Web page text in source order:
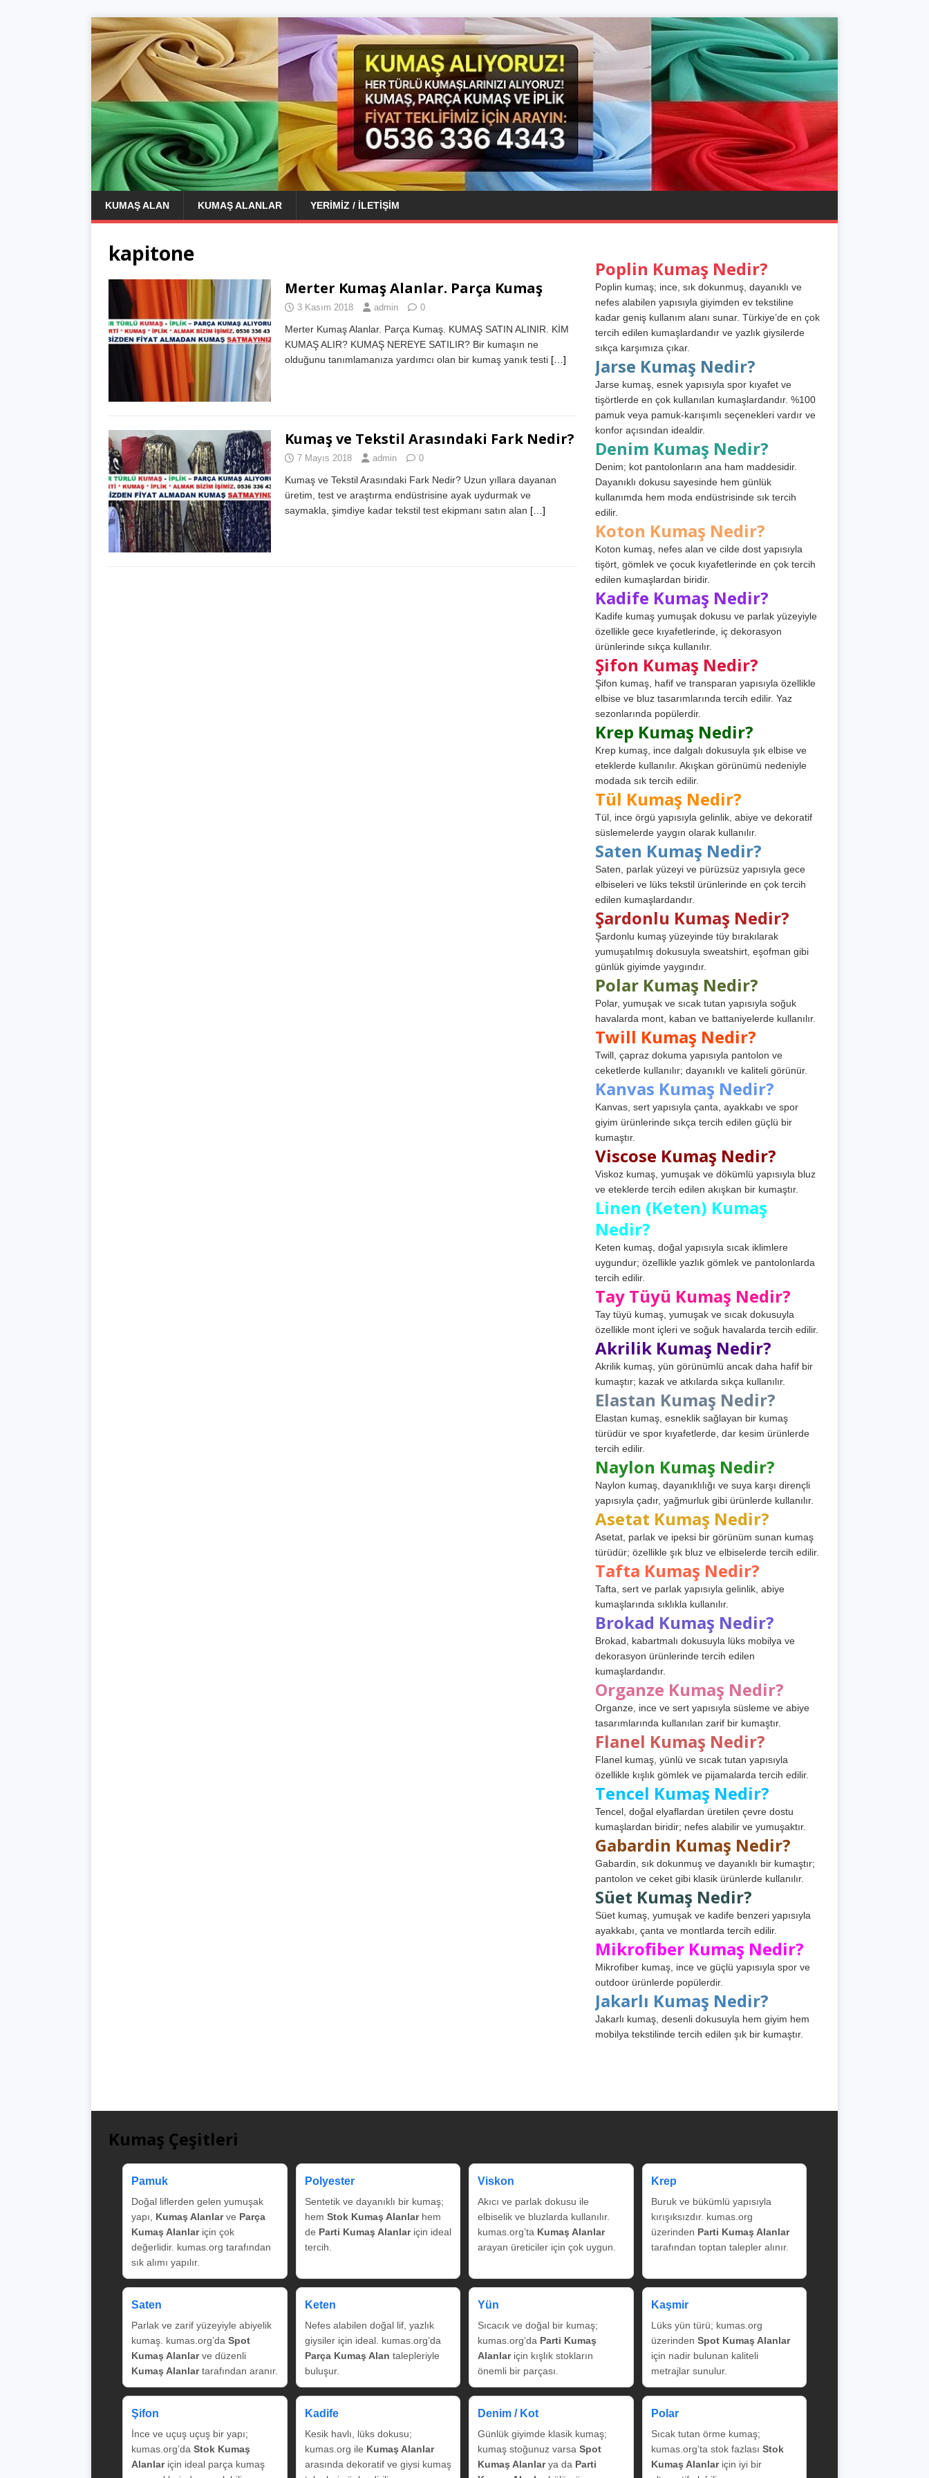
KUMAŞ ALAN KUMAŞ ALANLAR YERIMIZ / İLETIŞIM
kapitone
Merter Kumaş Alanlar. Parça Kumaş
3 Kasım 2018 admin 0
Merter Kumaş Alanlar. Parça Kumaş. KUMAŞ SATIN ALINIR. KİM
KUMAŞ ALIR? KUMAŞ NEREYE SATILIR? Bir kumaşın ne
olduğunu tanımlamanıza yardımcı olan bir kumaş yanık testi […]
Kumaş ve Tekstil Arasındaki Fark Nedir?
7 Mayıs 2018 admin 0
Kumaş ve Tekstil Arasındaki Fark Nedir? Uzun yıllara dayanan
üretim, test ve araştırma endüstrisine ayak uydurmak ve
saymakla, şimdiye kadar tekstil test ekipmanı satın alan […]
Poplin Kumaş Nedir?
Poplin kumaş; ince, sık dokunmuş, dayanıklı ve
nefes alabilen yapısıyla giyimden ev tekstiline
kadar geniş kullanım alanı sunar. Türkiye’de en çok
tercih edilen kumaşlardandır ve yazlık giysilerde
sıkça karşımıza çıkar.
Jarse Kumaş Nedir?
Jarse kumaş, esnek yapısıyla spor kıyafet ve
tişörtlerde en çok kullanılan kumaşlardandır. %100
pamuk veya pamuk-karışımlı seçenekleri vardır ve
konfor açısından idealdir.
Denim Kumaş Nedir?
Denim; kot pantolonların ana ham maddesidir.
Dayanıklı dokusu sayesinde hem günlük
kullanımda hem moda endüstrisinde sık tercih
edilir.
Koton Kumaş Nedir?
Koton kumaş, nefes alan ve cilde dost yapısıyla
tişört, gömlek ve çocuk kıyafetlerinde en çok tercih
edilen kumaşlardan biridir.
Kadife Kumaş Nedir?
Kadife kumaş yumuşak dokusu ve parlak yüzeyiyle
özellikle gece kıyafetlerinde, iç dekorasyon
ürünlerinde sıkça kullanılır.
Şifon Kumaş Nedir?
Şifon kumaş, hafif ve transparan yapısıyla özellikle
elbise ve bluz tasarımlarında tercih edilir. Yaz
sezonlarında popülerdir.
Krep Kumaş Nedir?
Krep kumaş, ince dalgalı dokusuyla şık elbise ve
eteklerde kullanılır. Akışkan görünümü nedeniyle
modada sık tercih edilir.
Tül Kumaş Nedir?
Tül, ince örgü yapısıyla gelinlik, abiye ve dekoratif
süslemelerde yaygın olarak kullanılır.
Saten Kumaş Nedir?
Saten, parlak yüzeyi ve pürüzsüz yapısıyla gece
elbiseleri ve lüks tekstil ürünlerinde en çok tercih
edilen kumaşlardandır.
Şardonlu Kumaş Nedir?
Şardonlu kumaş yüzeyinde tüy bırakılarak
yumuşatılmış dokusuyla sweatshirt, eşofman gibi
günlük giyimde yaygındır.
Polar Kumaş Nedir?
Polar, yumuşak ve sıcak tutan yapısıyla soğuk
havalarda mont, kaban ve battaniyelerde kullanılır.
Twill Kumaş Nedir?
Twill, çapraz dokuma yapısıyla pantolon ve
ceketlerde kullanılır; dayanıklı ve kaliteli görünür.
Kanvas Kumaş Nedir?
Kanvas, sert yapısıyla çanta, ayakkabı ve spor
giyim ürünlerinde sıkça tercih edilen güçlü bir
kumaştır.
Viscose Kumaş Nedir?
Viskoz kumaş, yumuşak ve dökümlü yapısıyla bluz
ve eteklerde tercih edilen akışkan bir kumaştır.
Linen (Keten) Kumaş
Nedir?
Keten kumaş, doğal yapısıyla sıcak iklimlere
uygundur; özellikle yazlık gömlek ve pantolonlarda
tercih edilir.
Tay Tüyü Kumaş Nedir?
Tay tüyü kumaş, yumuşak ve sıcak dokusuyla
özellikle mont içleri ve soğuk havalarda tercih edilir.
Akrilik Kumaş Nedir?
Akrilik kumaş, yün görünümlü ancak daha hafif bir
kumaştır; kazak ve atkılarda sıkça kullanılır.
Elastan Kumaş Nedir?
Elastan kumaş, esneklik sağlayan bir kumaş
türüdür ve spor kıyafetlerde, dar kesim ürünlerde
tercih edilir.
Naylon Kumaş Nedir?
Naylon kumaş, dayanıklılığı ve suya karşı dirençli
yapısıyla çadır, yağmurluk gibi ürünlerde kullanılır.
Asetat Kumaş Nedir?
Asetat, parlak ve ipeksi bir görünüm sunan kumaş
türüdür; özellikle şık bluz ve elbiselerde tercih edilir.
Tafta Kumaş Nedir?
Tafta, sert ve parlak yapısıyla gelinlik, abiye
kumaşlarında sıklıkla kullanılır.
Brokad Kumaş Nedir?
Brokad, kabartmalı dokusuyla lüks mobilya ve
dekorasyon ürünlerinde tercih edilen
kumaşlardandır.
Organze Kumaş Nedir?
Organze, ince ve sert yapısıyla süsleme ve abiye
tasarımlarında kullanılan zarif bir kumaştır.
Flanel Kumaş Nedir?
Flanel kumaş, yünlü ve sıcak tutan yapısıyla
özellikle kışlık gömlek ve pijamalarda tercih edilir.
Tencel Kumaş Nedir?
Tencel, doğal elyaflardan üretilen çevre dostu
kumaşlardan biridir; nefes alabilir ve yumuşaktır.
Gabardin Kumaş Nedir?
Gabardin, sık dokunmuş ve dayanıklı bir kumaştır;
pantolon ve ceket gibi klasik ürünlerde kullanılır.
Süet Kumaş Nedir?
Süet kumaş, yumuşak ve kadife benzeri yapısıyla
ayakkabı, çanta ve montlarda tercih edilir.
Mikrofiber Kumaş Nedir?
Mikrofiber kumaş, ince ve güçlü yapısıyla spor ve
outdoor ürünlerde popülerdir.
Jakarlı Kumaş Nedir?
Jakarlı kumaş, desenli dokusuyla hem giyim hem
mobilya tekstilinde tercih edilen şık bir kumaştır.
Kumaş Çeşitleri
Pamuk
Doğal liflerden gelen yumuşak
yapı, Kumaş Alanlarve Parça
Kumaş Alanlariçin çok
değerlidir. kumas.org tarafından
sık alımı yapılır.
Polyester
Sentetik ve dayanıklı bir kumaş;
hem Stok Kumaş Alanlarhem
de Parti Kumaş Alanlariçin ideal
tercih.
Viskon
Akıcı ve parlak dokusu ile
elbiselik ve bluzlarda kullanılır.
kumas.org’ta Kumaş Alanlar
arayan üreticiler için çok uygun.
Krep
Buruk ve bükümlü yapısıyla
kırışıksızdır. kumas.org
üzerinden Parti Kumaş Alanlar
tarafından toptan talepler alınır.
Saten
Parlak ve zarif yüzeyiyle abiyelik
kumaş. kumas.org’da Spot
Kumaş Alanlarve düzenli
Kumaş Alanlartarafından aranır.
Keten
Nefes alabilen doğal lif, yazlık
giysiler için ideal. kumas.org’da
Parça Kumaş Alan talepleriyle
buluşur.
Yün
Sıcacık ve doğal bir kumaş;
kumas.org’da Parti Kumaş
Alanlariçin kışlık stokların
önemli bir parçası.
Kaşmir
Lüks yün türü; kumas.org
üzerinden Spot Kumaş Alanlar
için nadir bulunan kaliteli
metrajlar sunulur.
Şifon
İnce ve uçuş uçuş bir yapı;
kumas.org’da Stok Kumaş
Alanlariçin ideal parça kumaş
Kadife
Kesik havlı, lüks dokusu;
kumas.org ile Kumaş Alanlar
arasında dekoratif ve giysi kumaş
Denim / Kot
Günlük giyimde klasik kumaş;
kumaş stoğunuz varsa Spot
Kumaş Alanlarya da Parti
Polar
Sıcak tutan örme kumaş;
kumas.org’ta stok fazlası Stok
Kumaş Alanlariçin iyi bir